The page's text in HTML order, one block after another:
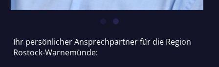
Ihr persönlicher Ansprechpartner für die Region
Rostock-Warnemünde: